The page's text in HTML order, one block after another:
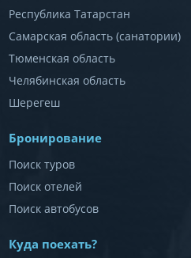
Республика Татарстан
Самарская область (санатории)
Тюменская область
Челябинская область
Шерегеш
Бронирование
Поиск туров
Поиск отелей
Поиск автобусов
Куда поехать?